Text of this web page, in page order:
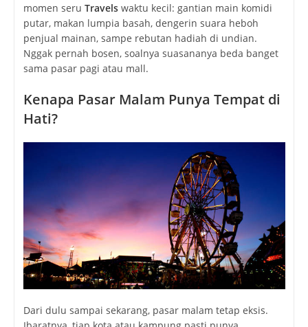
momen seru Travelswaktu kecil: gantian main komidi
putar, makan lumpia basah, dengerin suara heboh
penjual mainan, sampe rebutan hadiah di undian.
Nggak pernah bosen, soalnya suasananya beda banget
sama pasar pagi atau mall.
Kenapa Pasar Malam Punya Tempat di
Hati?
Dari dulu sampai sekarang, pasar malam tetap eksis.